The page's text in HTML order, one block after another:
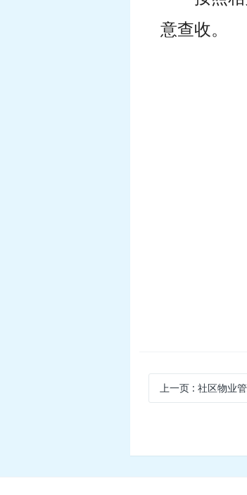
意查收。
上一页 : 社区物业